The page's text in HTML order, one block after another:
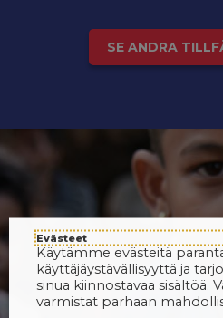
SE ANDRA
Evästeet
Käytämme evästeitä
käyttäjäystävällisyyttä ja
sinua kiinnostavaa sisältöä.
varmistat parhaan